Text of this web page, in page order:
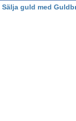
Sälja guld med